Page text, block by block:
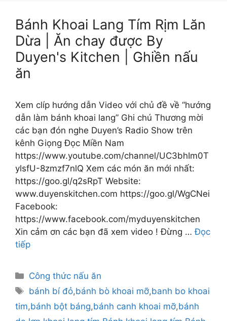
Bánh Khoai Lang Tím Rịm Lăn
Dừa | Ăn chay được By
Duyen's Kitchen | Ghiền nấu
ăn
Xem clíp hướng dẫn Video với chủ đề về “hướng
dẫn làm bánh khoai lang” Ghi chú Thương mời
các bạn đón nghe Duyen’s Radio Show trên
kênh Giọng Đọc Miền Nam
https://www.youtube.com/channel/UC3bhIm0T
ylsfU-8zmzf7nlQ Xem các món ăn mới nhất:
https://goo.gl/q2sRpT Website:
www.duyenskitchen.com https://goo.gl/WgCNei
Facebook:
https://www.facebook.com/myduyenskitchen
Xin cảm ơn các bạn đã xem video ! Đừng …Đọc
tiếp
Danh
mục
Công thức nấu ăn
Thẻ
bánh bí đỏ,bánh bò khoai mỡ,banh bo khoai
tim,bánh bột báng,bánh canh khoai mỡ,bánh